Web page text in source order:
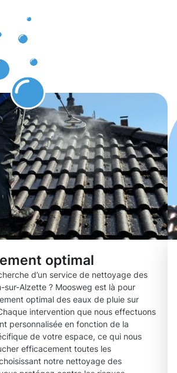
optimal
d’un service de nettoyage des
sur-Alzette ? Moosweg est là pour
optimal des eaux de pluie sur
intervention que nous effectuons
personnalisée en fonction de la
de votre espace, ce qui nous
efficacement toutes les
notre nettoyage des